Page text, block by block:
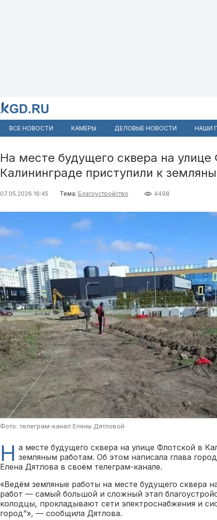
ВСЕ НОВОСТИ КАМЕРЫ ДЕЛОВЫЕ НОВОСТИ НАШИ
На месте будущего сквера на улице
Калининграде приступили к
07.05.2026 16:45 Тема: Благоустройство 4498
Фото: телеграм-канал Елены Дятловой
Н а месте будущего сквера на улице Флотской в
земляным работам. Об этом написала глава
Елена Дятлова в своём телеграм-канале.
«Ведём земляные работы на месте будущего сквера
работ — самый большой и сложный этап
колодцы, прокладывают сети электроснабжения и
город”», — сообщила Дятлова.